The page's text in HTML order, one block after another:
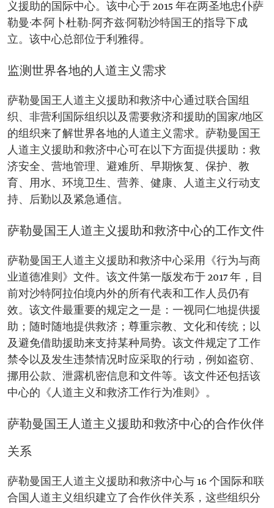
义援助的国际中心。该中心于 2015 年在两圣地忠仆萨
勒曼·本·阿卜杜勒-阿齐兹·阿勒沙特国王的指导下成
立。该中心总部位于利雅得。
监测世界各地的人道主义需求
萨勒曼国王人道主义援助和救济中心通过联合国组
织、非营利国际组织以及需要救济和援助的国家/地区
的组织来了解世界各地的人道主义需求。萨勒曼国王
人道主义援助和救济中心可在以下方面提供援助：救
济安全、营地管理、避难所、早期恢复、保护、教
育、用水、环境卫生、营养、健康、人道主义行动支
持、后勤以及紧急通信。
萨勒曼国王人道主义援助和救济中心的工作文件
萨勒曼国王人道主义援助和救济中心采用《行为与商
业道德准则》文件。该文件第一版发布于 2017 年，目
前对沙特阿拉伯境内外的所有代表和工作人员仍有
效。该文件最重要的规定之一是：一视同仁地提供援
助；随时随地提供救济；尊重宗教、文化和传统；以
及避免借助援助来支持某种局势。该文件规定了工作
禁令以及发生违禁情况时应采取的行动，例如盗窃、
挪用公款、泄露机密信息和文件等。该文件还包括该
中心的《人道主义和救济工作行为准则》。
萨勒曼国王人道主义援助和救济中心的合作伙伴
关系
萨勒曼国王人道主义援助和救济中心与 16 个国际和联
合国人道主义组织建立了合作伙伴关系，这些组织分